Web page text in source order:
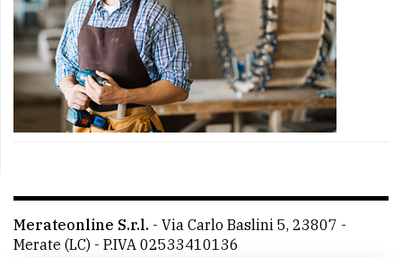
Merateonline S.r.l. - Via Carlo Baslini 5, 23807 -
Merate (LC) - P.IVA 02533410136